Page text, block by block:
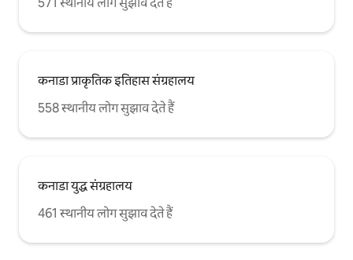
कनाडा प्राकृतिक इतिहास संग्रहालय
558 स्थानीय लोग सुझाव देते हैं
कनाडा युद्ध संग्रहालय
461 स्थानीय लोग सुझाव देते हैं